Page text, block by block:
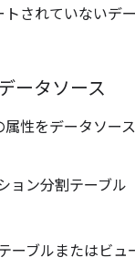
されていないデ
ータソース
性をデータソー
ョン分割テーブル
ーブルまたはビュ